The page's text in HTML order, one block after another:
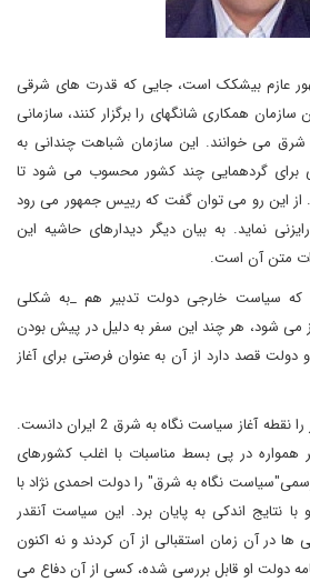
عازم بیشکک است، جایی که قدرت های شرقی
همکاری شانگهای را برگزار کنند، سازمانی
شرق می خوانند. این سازمان شباهت چندانی به
برای گردهمایی چند کشور محسوب می شود تا
از این رو می توان گفت که رییس جمهور می رود
نماید. به بیان دیگر دیدارهای حاشیه این
متن آن است.
که سیاست خارجی دولت تدبیر هم _به شکلی
می شود، هر چند این سفر به دلیل در پیش بودن
قصد دارد از آن به عنوان فرصتی برای آغاز
از همین رو می توان این سفر را نقطه آغاز سیاست نگاه به شرق 2 ایران دانست.
همواره در پی بسط مناسبات با اغلب کشورهای
نگاه به شرق" را دولت احمدی نژاد با
نتایج اندکی به پایان برد. این سیاست آنقدر
در آن زمان استقبالی از آن کردند و نه اکنون
دولت او قابل بررسی شده، کسی از آن دفاع می